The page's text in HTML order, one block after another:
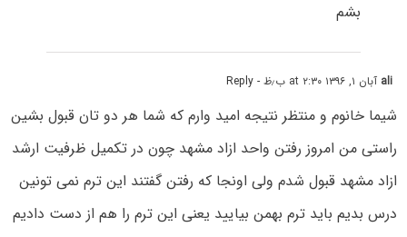
بشم
ali آبان ۱, ۱۳۹۶ at ۲:۳۰ ب٫ظ - Reply
شیما خانوم و منتظر نتیجه امید وارم که شما هر دو تان قبول بشین
راستى من امروز رفتن واحد ازاد مشهد چون در تکمیل ظرفیت ارشد
ازاد مشهد قبول شدم ولى اونجا که رفتن گفتند این ترم نمی تونین
درس بدیم باید ترم بهمن بیایید یعنى این ترم را هم از دست دادیم